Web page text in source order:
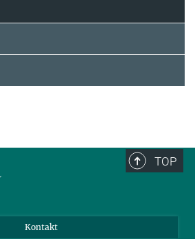
TOP
Kontakt